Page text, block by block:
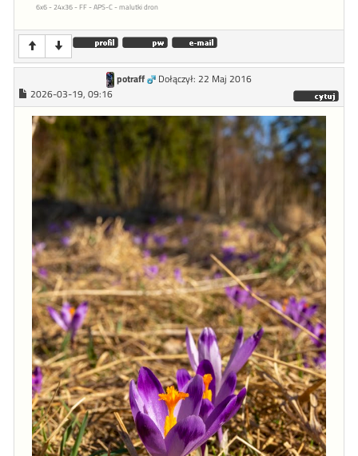
6x6 - 24x36 - FF - APS-C - malutki dron
potraff
Dołączył: 22 Maj 2016
2026-03-19, 09:16